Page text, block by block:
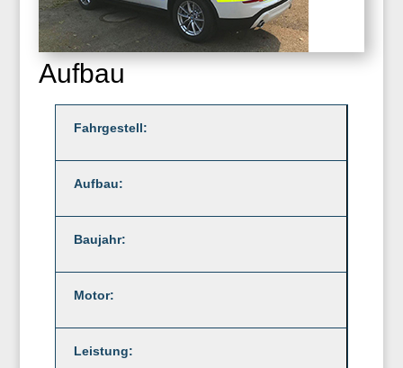
Aufbau
Fahrgestell:
Aufbau:
Baujahr:
Motor:
Leistung: